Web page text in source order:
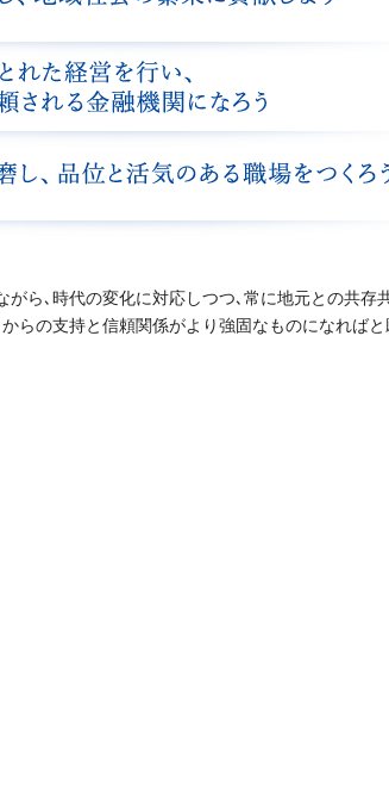
がら､時代の変化に対応しつつ､常に地元との共存
らの支持と信頼関係がより強固なものになればと